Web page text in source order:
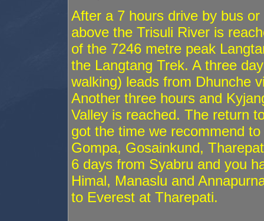
After a 7 hours drive by bus
above the Trisuli River is
of the 7246 metre peak
the Langtang Trek. A three
walking) leads from Dhunche
Another three hours and
Valley is reached. The return
got the time we recommend
Gompa, Gosainkund,
6 days from Syabru and you
Himal, Manaslu and
to Everest at Tharepati.